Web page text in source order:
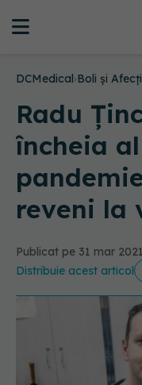
DCMedical›Boli și
Radu
încheia
reveni la
Publicat pe 31 mar
Distribuie acest articol